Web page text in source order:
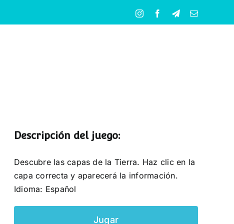
InstagramFacebookTelegramCorreo
Descripción del juego:
Descubre las capas de la Tierra. Haz clic en la
capa correcta y aparecerá la información.
Idioma: Español
Jugar